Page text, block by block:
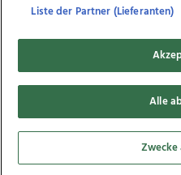
Copyrights © 2026
Cookie
Liste der Partner (Lieferanten)
Alle
Zwecke